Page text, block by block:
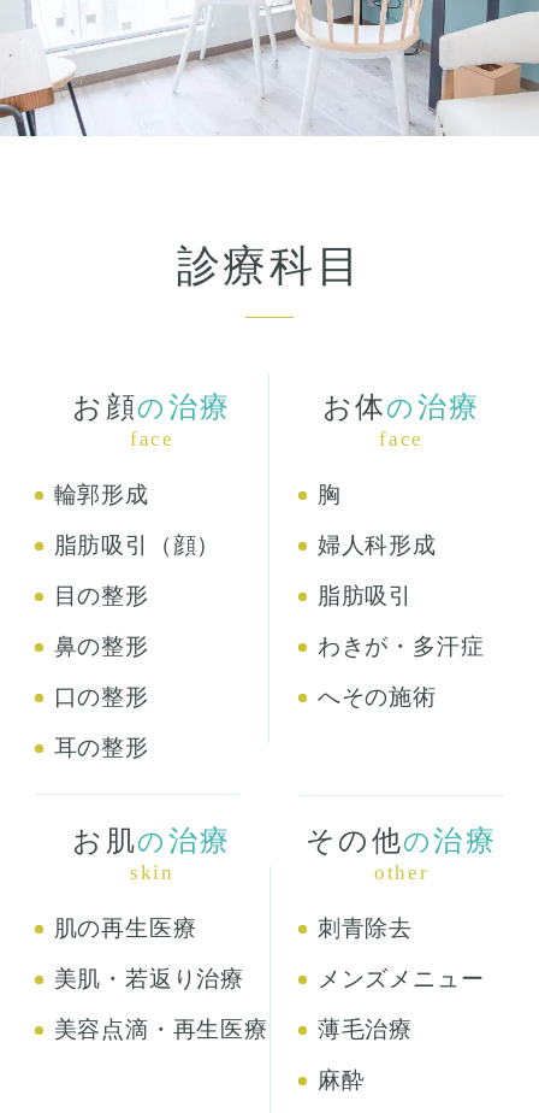
診療科目
お顔の 治療
face
輪郭形成
脂肪吸引（顔）
目の整形
鼻の整形
口の整形
耳の整形
お体の 治療
face
胸
婦人科形成
脂肪吸引
わきが・多汗症
へその施術
お肌の 治療
skin
肌の再生医療
美肌・若返り治療
美容点滴・再生医療
その他の治療
other
刺青除去
メンズメニュー
薄毛治療
麻酔